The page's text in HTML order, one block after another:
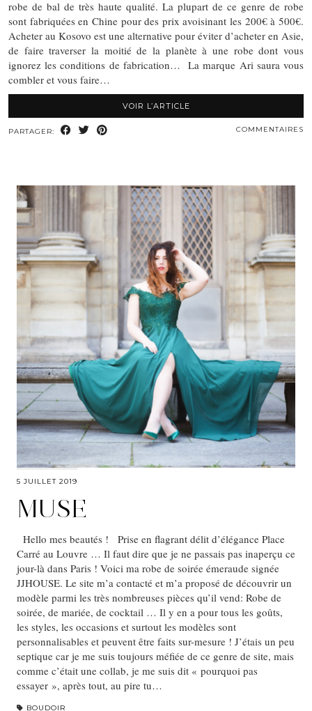
robe de bal de très haute qualité. La plupart de ce genre de robe
sont fabriquées en Chine pour des prix avoisinant les 200€ à 500€.
Acheter au Kosovo est une alternative pour éviter d’acheter en Asie,
de faire traverser la moitié de la planète à une robe dont vous
ignorez les conditions de fabrication… La marque Ari saura vous
combler et vous faire…
VOIR L’ARTICLE
PARTAGER: COMMENTAIRES
5 JUILLET 2019
MUSE
Hello mes beautés ! Prise en flagrant délit d’élégance Place
Carré au Louvre … Il faut dire que je ne passais pas inaperçu ce
jour-là dans Paris ! Voici ma robe de soirée émeraude signée
JJHOUSE. Le site m’a contacté et m’a proposé de découvrir un
modèle parmi les très nombreuses pièces qu’il vend: Robe de
soirée, de mariée, de cocktail … Il y en a pour tous les goûts,
les styles, les occasions et surtout les modèles sont
personnalisables et peuvent être faits sur-mesure ! J’étais un peu
septique car je me suis toujours méfiée de ce genre de site, mais
comme c’était une collab, je me suis dit « pourquoi pas
essayer », après tout, au pire tu…
BOUDOIR